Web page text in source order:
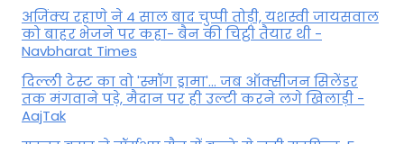
अजिंक्य रहाणे ने 4 साल बाद चुप्पी तोड़ी, यशस्वी जायसवाल
को बाहर भेजने पर कहा- बैन की चिट्ठी तैयार थी -
Navbharat Times
दिल्ली टेस्ट का वो 'स्मॉग ड्रामा'... जब ऑक्सीजन सिलेंडर
तक मंगवाने पड़े, मैदान पर ही उल्टी करने लगे खिलाड़ी -
AajTak